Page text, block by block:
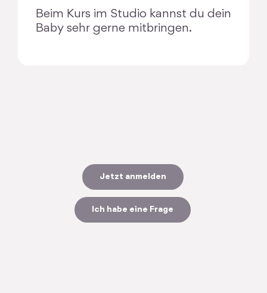
Beim Kurs im Studio kannst du dein
Baby sehr gerne mitbringen.
Jetzt anmelden
Ich habe eine Frage